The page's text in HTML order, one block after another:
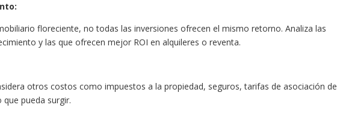
floreciente, no todas las inversiones ofrecen el mismo retorno. Analiza las
y las que ofrecen mejor ROI en alquileres o reventa.
otros costos como impuestos a la propiedad, seguros, tarifas de asociación de
pueda surgir.